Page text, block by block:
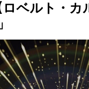
ベルト・